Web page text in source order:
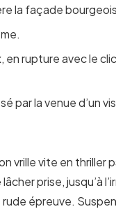
la façade
rupture avec le
par la venue d’un
vrille vite en thriller
prise, jusqu’à
épreuve.